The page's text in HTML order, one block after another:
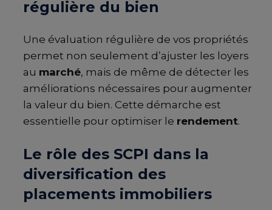
régulière du bien
Une évaluation régulière de vos propriétés
permet non seulement d’ajuster les loyers
au marché, mais de même de détecter les
améliorations nécessaires pour augmenter
la valeur du bien. Cette démarche est
essentielle pour optimiser le rendement.
Le rôle des SCPI dans la
diversification des
placements immobiliers